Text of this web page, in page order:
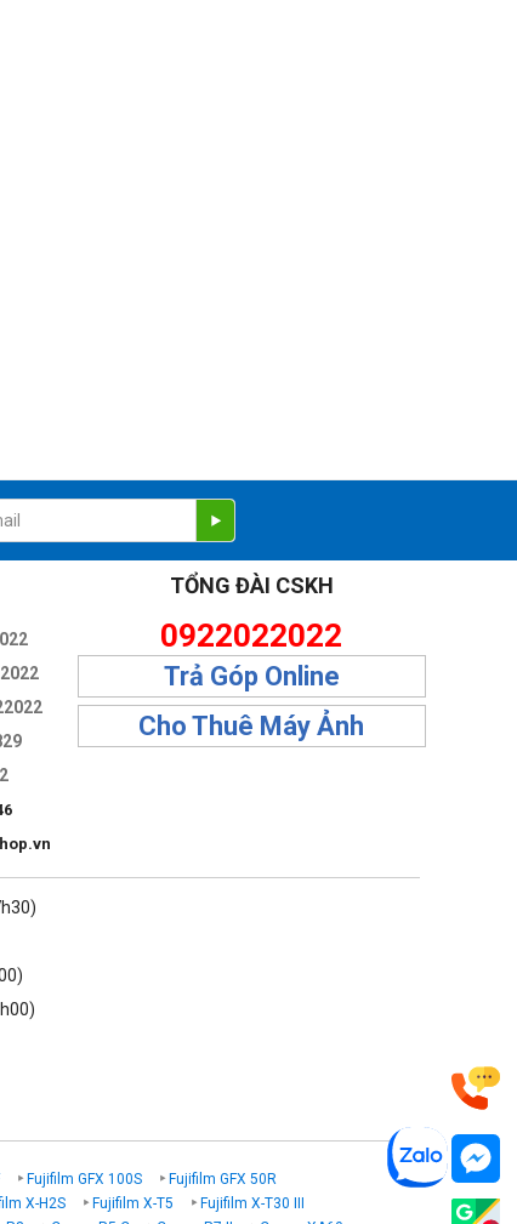
TỔNG ĐÀI CSKH
0922022022
Trả Góp Online
Cho Thuê Máy Ảnh
Fujifilm GFX 100S
Fujifilm GFX 50R
X-H2S Fujifilm X-T5
Fujifilm X-T30 III